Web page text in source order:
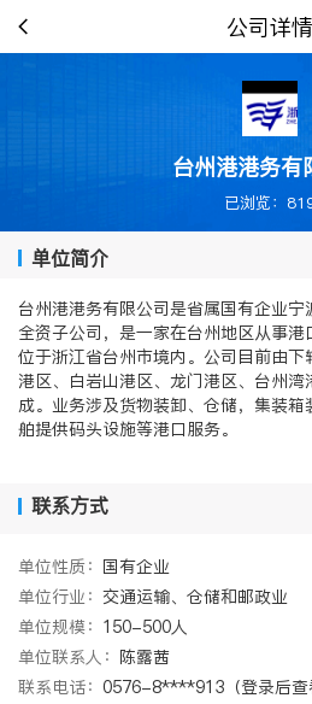
公司详情
台州港港务有
已浏览：
单位简介
台州港港务有限公司是省属国有企业
全资子公司，是一家在台州地区从事
位于浙江省台州市境内。公司目前由
港区、白岩山港区、龙门港区、台州
成。业务涉及货物装卸、仓储，集装
舶提供码头设施等港口服务。
联系方式
单位性质： 国有企业
单位行业： 交通运输、仓储和邮政业
单位规模： 150-500人
单位联系人： 陈露茜
联系电话： 0576-8****913（登录后查